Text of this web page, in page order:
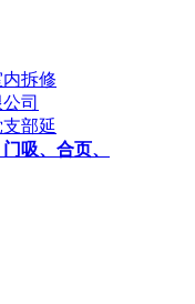
拆修
司
部延
吸、合页、